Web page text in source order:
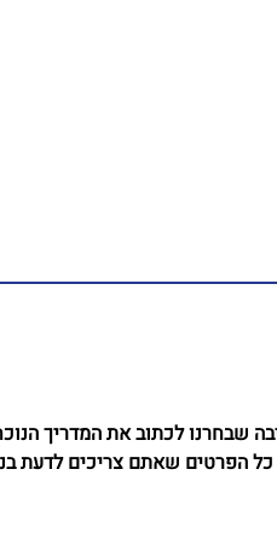
לכתוב את המדריך
כל הפרטים שאתם צריכים לדעת